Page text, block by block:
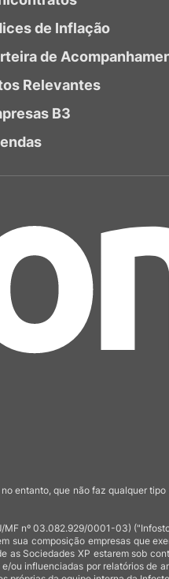
de Inflação
de
Relevantes
B3
entanto, que não faz qualquer
nº 03.082.929/0001-03)
sua composição empresas que
Sociedades XP estarem sob
influenciadas por relatórios de